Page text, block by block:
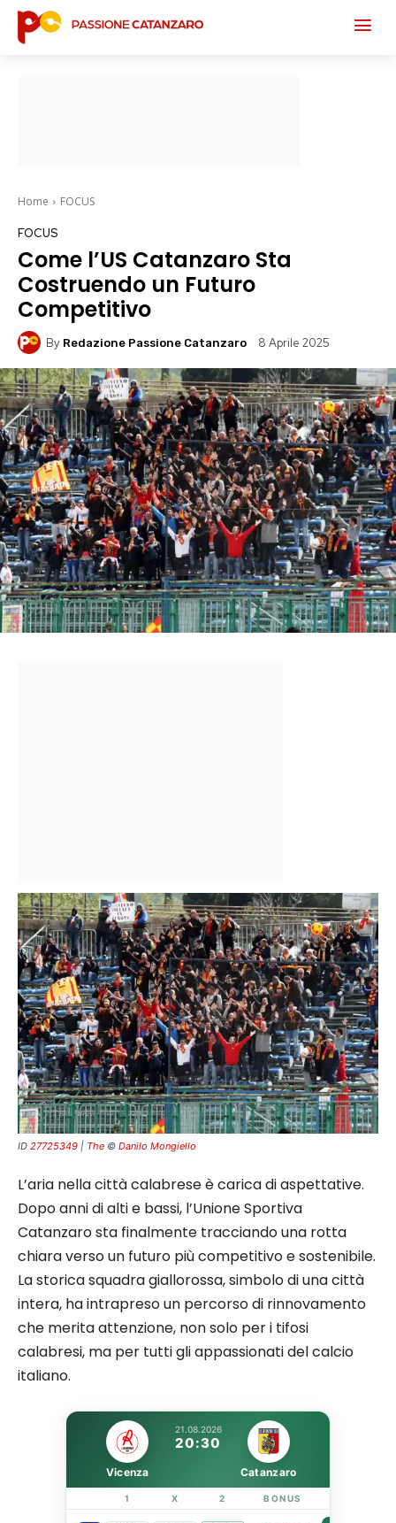
Home FOCUS
FOCUS
Come l’US Catanzaro Sta
Costruendo un Futuro
Competitivo
By Redazione Passione Catanzaro 8 Aprile 2025
ID 27725349 | The © Danilo Mongiello
L’aria nella città calabrese è carica di aspettative.
Dopo anni di alti e bassi, l’Unione Sportiva
Catanzaro sta finalmente tracciando una rotta
chiara verso un futuro più competitivo e sostenibile.
La storica squadra giallorossa, simbolo di una città
intera, ha intrapreso un percorso di rinnovamento
che merita attenzione, non solo per i tifosi
calabresi, ma per tutti gli appassionati del calcio
italiano.
21.08.2026
20:30
Vicenza Catanzaro
1 X 2 BONUS